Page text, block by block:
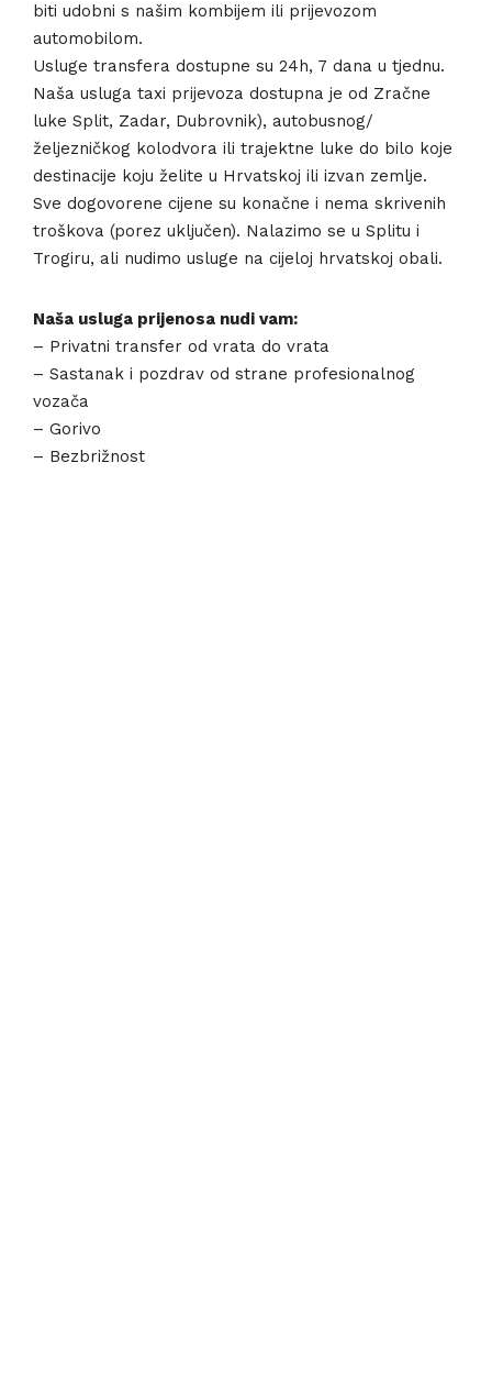
biti udobni s našim kombijem ili prijevozom
automobilom.
Usluge transfera dostupne su 24h, 7 dana u tjednu.
Naša usluga taxi prijevoza dostupna je od Zračne
luke Split, Zadar, Dubrovnik), autobusnog/
željezničkog kolodvora ili trajektne luke do bilo koje
destinacije koju želite u Hrvatskoj ili izvan zemlje.
Sve dogovorene cijene su konačne i nema skrivenih
troškova (porez uključen). Nalazimo se u Splitu i
Trogiru, ali nudimo usluge na cijeloj hrvatskoj obali.
Naša usluga prijenosa nudi vam:
– Privatni transfer od vrata do vrata
– Sastanak i pozdrav od strane profesionalnog
vozača
– Gorivo
– Bezbrižnost